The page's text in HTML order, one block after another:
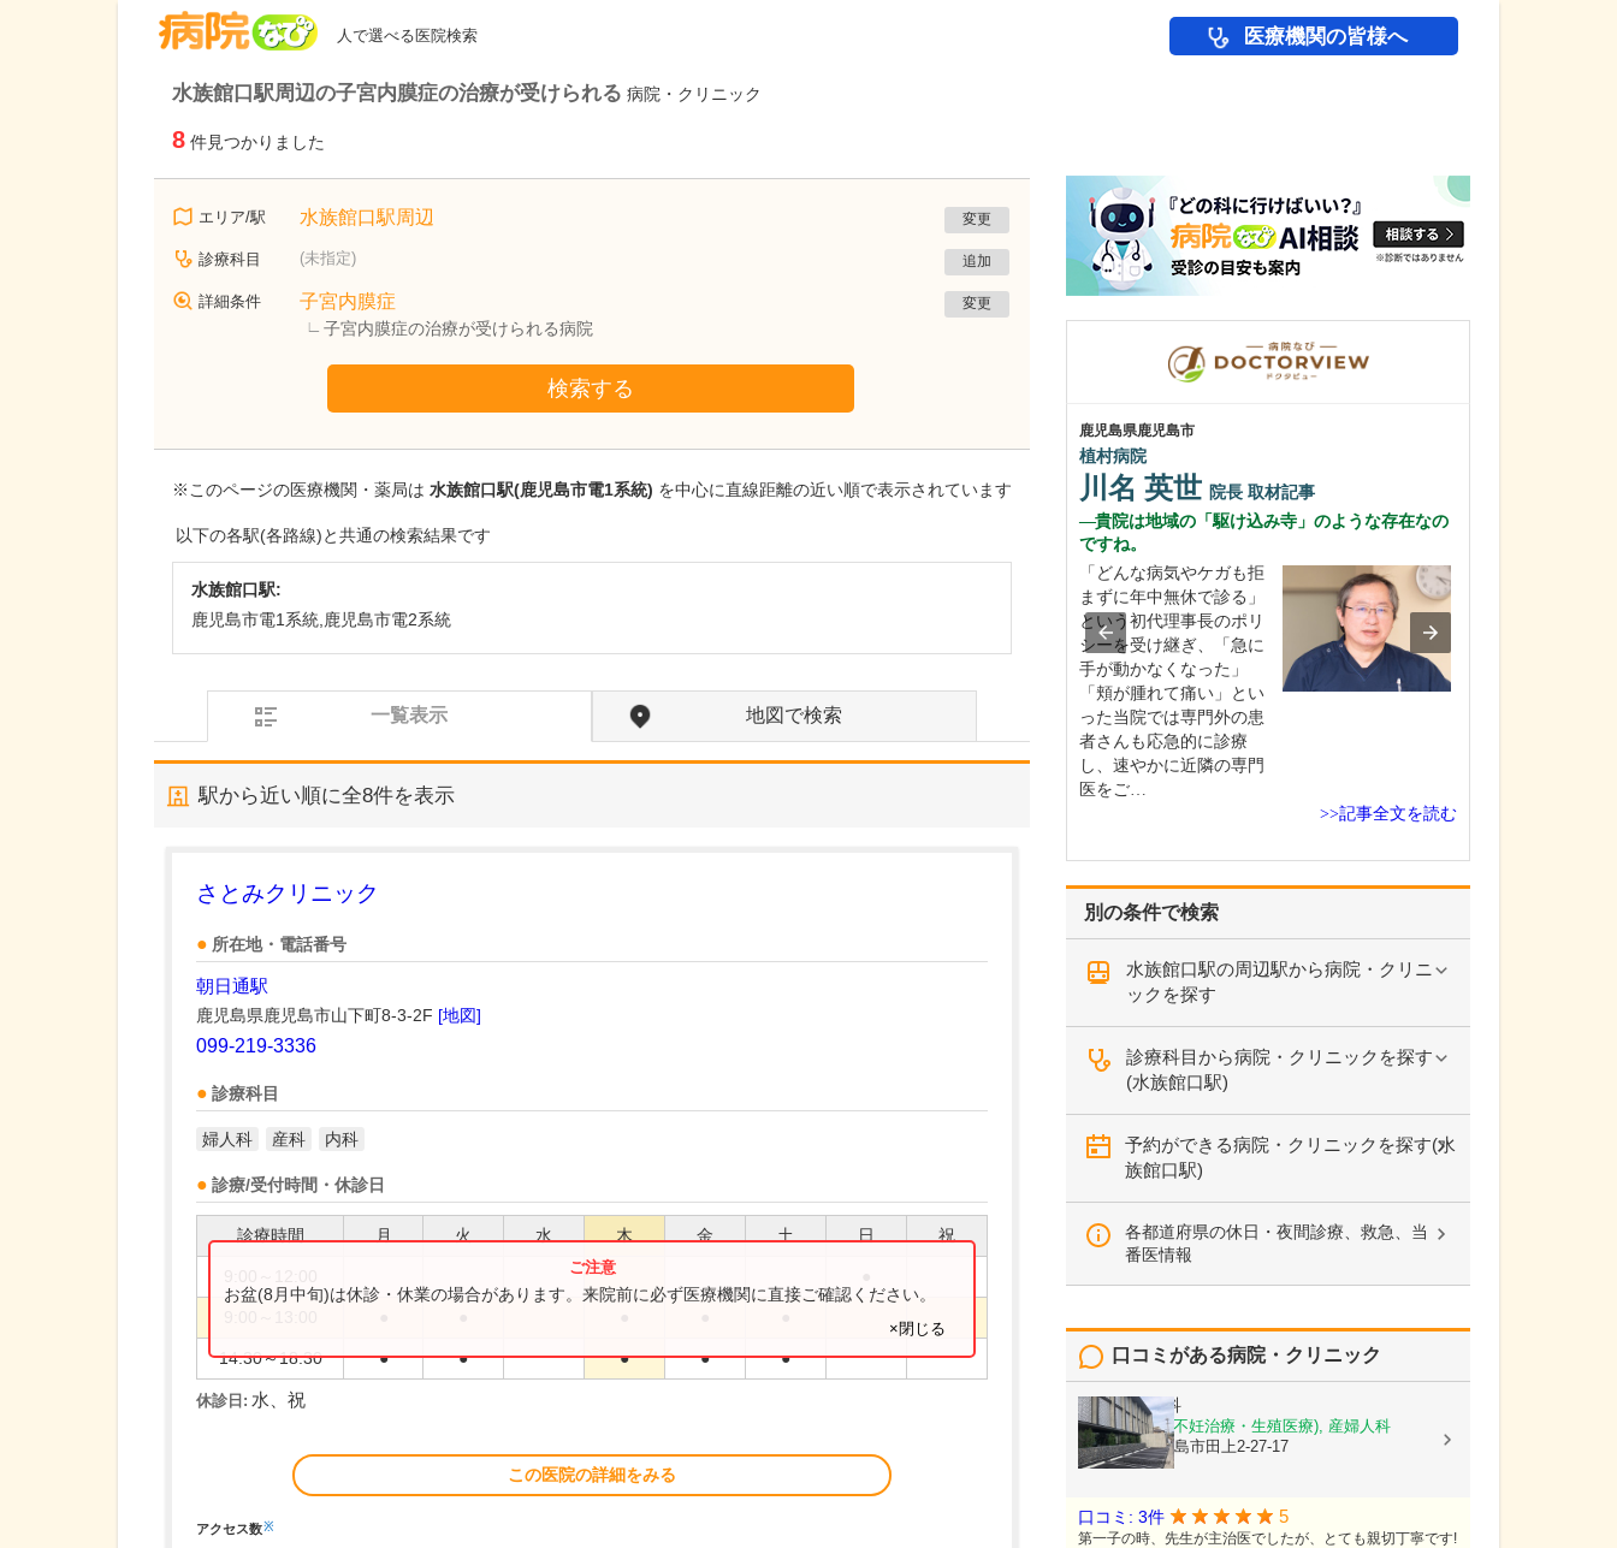
人で選べる医院検索 医療機関の皆様へ
水族館口駅周辺の子宮内膜症の治療が受けられる 病院・クリニック
8 件見つかりました
エリア/駅 水族館口駅周辺 変更
診療科目 (未指定) 追加
詳細条件 子宮内膜症
子宮内膜症の治療が受けられる病院
変更
検索する
※このページの医療機関・薬局は 水族館口駅(鹿児島市電1系統) を中心に直線距離の近い順で表示されています
以下の各駅(各路線)と共通の検索結果です
水族館口駅:
鹿児島市電1系統,鹿児島市電2系統
一覧表示 地図で検索
駅から近い順に全8件を表示
さとみクリニック
所在地・電話番号
朝日通駅
鹿児島県鹿児島市山下町8-3-2F [地図]
099-219-3336
診療科目
婦人科 産科 内科
診療/受付時間・休診日
診療時間 月 火 水 木 金 土 日 祝
14:30～18:30 ● ● ● ● ●
お盆(8月中旬)は休診・休業の場合があります。来院前に必ず医療機関に直接ご確認ください。
×閉じる
休診日: 水、祝
この医院の詳細をみる
アクセス数※
別の条件で検索
水族館口駅の周辺駅から病院・クリニ
ックを探す
診療科目から病院・クリニックを探す
(水族館口駅)
予約ができる病院・クリニックを探す(水
族館口駅)
各都道府県の休日・夜間診療、救急、当
番医情報
口コミがある病院・クリニック
徳永産婦人科
産科, 婦人科(不妊治療・生殖医療), 産婦人科
鹿児島県鹿児島市田上2-27-17
口コミ: 3件 5
第一子の時、先生が主治医でしたが、とても親切丁寧です!
緑ヶ丘クリニック
新田 翔 院長
ます。風邪や生活習慣病
から、外傷や関節・筋肉
の痛みなどの整形外科的
鹿児島県鹿児島市
植村病院
川名 英世 院長 取材記事
貴院は地域の「駆け込み寺」のような存在なの
ですね。
「どんな病気やケガも拒
まずに年中無休で診る」
という初代理事長のポリ
シーを受け継ぎ、「急に
手が動かなくなった」
「頬が腫れて痛い」とい
った当院では専門外の患
者さんも応急的に診療
し、速やかに近隣の専門
医をご…
>>記事全文を読む